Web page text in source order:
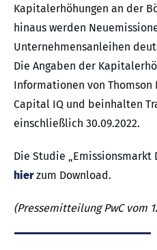
Kapitalerhöhungen an der
hinaus werden
Unternehmensanleihen
Die Angaben der
Informationen von Thomson
Capital IQ und beinhalten
einschließlich 30.09.2022.
Die Studie „Emissionsmarkt
hierzum Download.
(Pressemitteilung PwC vom